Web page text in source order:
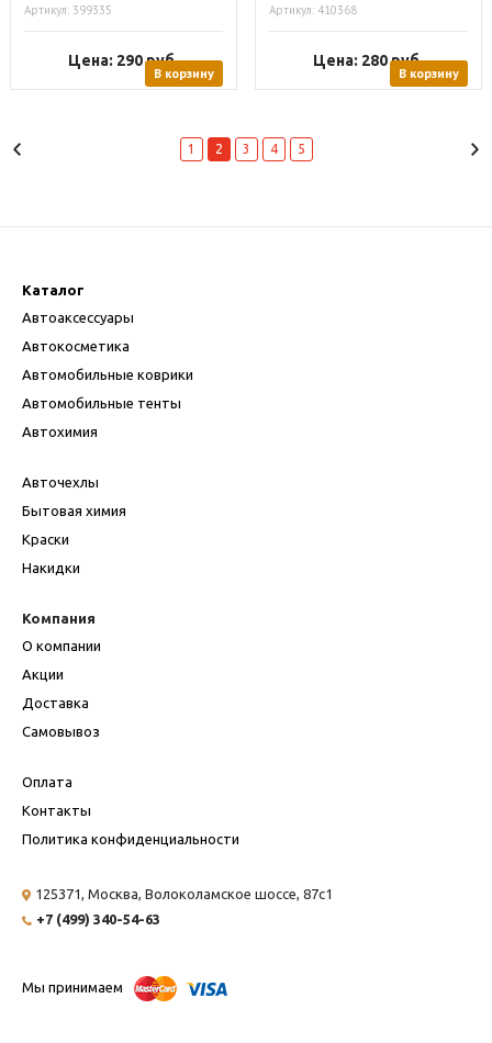
Артикул: 399335
Цена: 290руб.
В корзину
Артикул: 410368
Цена: 280руб.
В корзину
1 2 3 4 5
Каталог
Автоаксессуары
Автокосметика
Автомобильные коврики
Автомобильные тенты
Автохимия
Авточехлы
Бытовая химия
Краски
Накидки
Компания
О компании
Акции
Доставка
Самовывоз
Оплата
Контакты
Политика конфиденциальности
125371, Москва, Волоколамское шоссе, 87с1
+7 (499) 340-54-63
Мы принимаем